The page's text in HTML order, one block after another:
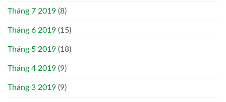
Tháng 7 2019 (8)
Tháng 6 2019 (15)
Tháng 5 2019 (18)
Tháng 4 2019 (9)
Tháng 3 2019 (9)